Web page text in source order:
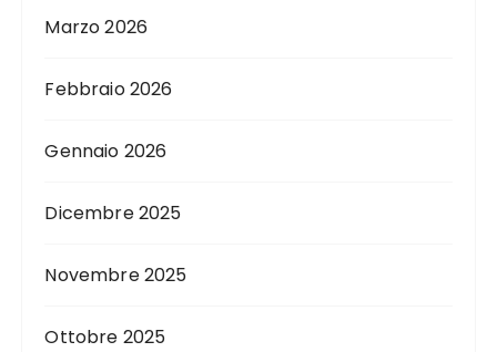
Marzo 2026
Febbraio 2026
Gennaio 2026
Dicembre 2025
Novembre 2025
Ottobre 2025